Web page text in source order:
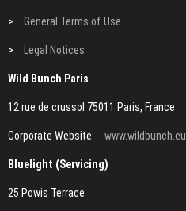
> General Terms of Use
> Legal Notices
Wild Bunch Paris
12 rue de crussol 75011 Paris, France
Corporate Website: www.wildbunch.eu
Bluelight (Servicing)
25 Powis Terrace